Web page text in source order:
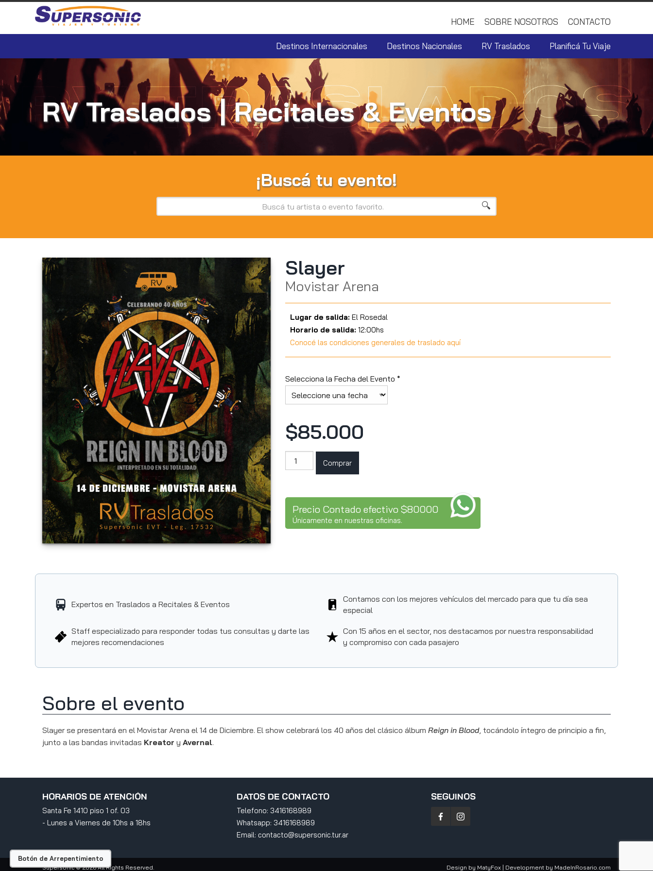
HOME SOBRE NOSOTROS CONTACTO
Destinos Internacionales Destinos Nacionales RV Traslados Planificá Tu Viaje
RV Traslados | Recitales & Eventos
¡Buscá tu evento!
Buscar
🔍
Slayer
Movistar Arena
Lugar de salida: El Rosedal
Horario de salida: 12:00hs
Conocé las condiciones generales de traslado aquí
Selecciona la Fecha del Evento *
$85.000
Slayer
cantidad
Comprar
Precio Contado efectivo $80000
Únicamente en nuestras oficinas.
Expertos en Traslados a Recitales & Eventos
Contamos con los mejores vehículos del mercado para que tu día sea
especial
Staff especializado para responder todas tus consultas y darte las
mejores recomendaciones
Con 15 años en el sector, nos destacamos por nuestra responsabilidad
y compromiso con cada pasajero
Sobre el evento
Slayer se presentará en el Movistar Arena el 14 de Diciembre. El show celebrará los 40 años del clásico álbum Reign in Blood, tocándolo íntegro de principio a fin,
junto a las bandas invitadas Kreator y Avernal.
HORARIOS DE ATENCIÓN
Santa Fe 1410 piso 1 of. 03
- Lunes a Viernes de 10hs a 18hs
DATOS DE CONTACTO
Telefono: 3416168989
Whatsapp: 3416168989
Email: contacto@supersonic.tur.ar
SEGUINOS
Supersonic© 2026 All Rights Reserved. Design by MatyFox | Development by MadeInRosario.com
Botón de Arrepentimiento